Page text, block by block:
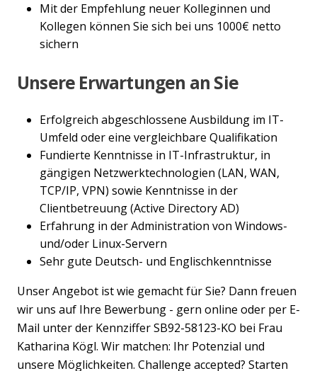
Mit der Empfehlung neuer Kolleginnen und
Kollegen können Sie sich bei uns 1000€ netto
sichern
Unsere Erwartungen an Sie
Erfolgreich abgeschlossene Ausbildung im IT-
Umfeld oder eine vergleichbare Qualifikation
Fundierte Kenntnisse in IT-Infrastruktur, in
gängigen Netzwerktechnologien (LAN, WAN,
TCP/IP, VPN) sowie Kenntnisse in der
Clientbetreuung (Active Directory AD)
Erfahrung in der Administration von Windows-
und/oder Linux-Servern
Sehr gute Deutsch- und Englischkenntnisse
Unser Angebot ist wie gemacht für Sie? Dann freuen
wir uns auf Ihre Bewerbung - gern online oder per E-
Mail unter der Kennziffer SB92-58123-KO bei Frau
Katharina Kögl. Wir matchen: Ihr Potenzial und
unsere Möglichkeiten. Challenge accepted? Starten